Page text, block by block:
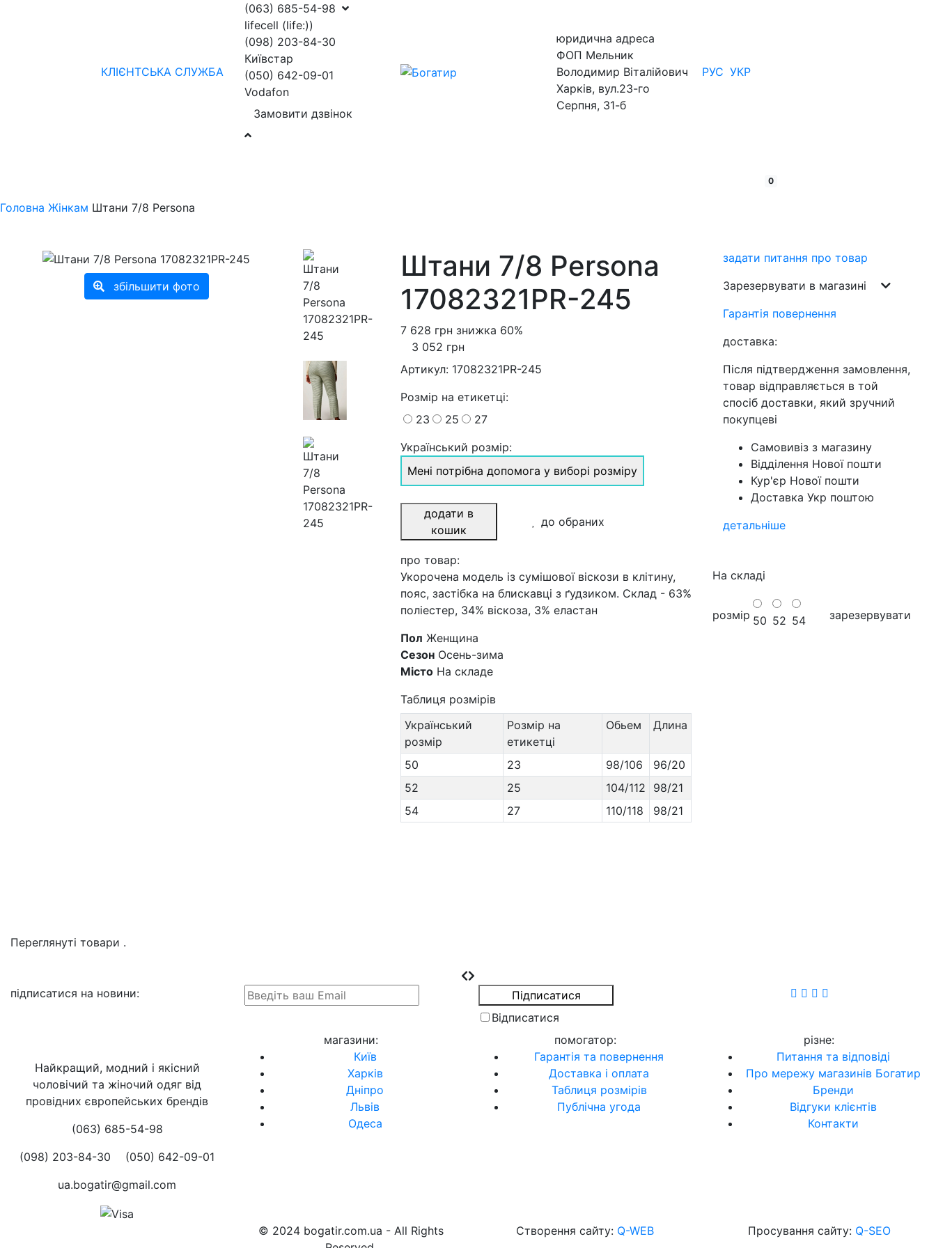
КЛІЄНТСЬКА СЛУЖБА
(063) 685-54-98
lifecell (life:))
(098) 203-84-30
Київстар
(050) 642-09-01
Vodafon
Замовити дзвінок
юридична адреса
ФОП Мельник
Володимир Віталійович
Харків, вул.23-го
Серпня, 31-б
РУС УКР
0
Головна Жінкам Штани 7/8 Persona
збільшити фото
Штани 7/8 Persona
17082321PR-245
7 628 грн знижка 60%
3 052 грн
Артикул: 17082321PR-245
Розмiр на етикетці:
23
25
27
Український розмір:
Мені потрібна допомога у виборі розміру
додати в
кошик
до обраних
про товар:
Укорочена модель із сумішової віскози в клітину,
пояс, застібка на блискавці з ґудзиком. Склад - 63%
поліестер, 34% віскоза, 3% еластан
Пол Женщина
Сезон Осень-зима
Місто На складе
Таблиця розмірів
Український
розмір
Розмір на
етикетці
Обьем Длина
50 23 98/106
96/20
52
25 104/112
98/21
54
27 110/118 98/21
задати питання про товар
Зарезервувати в магазині
Гарантія повернення
доставка:
Після підтвердження замовлення,
товар відправляється в той
спосіб доставки, який зручний
покупцеві
Самовивіз з магазину
Відділення Нової пошти
Кур'єр Нової пошти
Доставка Укр поштою
детальніше
На складі
розмір 50 52 54 зарезервувати
Переглянуті товари .
підписатися на новини:
Відписатися
Найкращий, модний і якісний
чоловічий та жіночий одяг від
провідних європейських брендів
(063) 685-54-98
(098) 203-84-30
(050) 642-09-01
ua.bogatir@gmail.com
магазини:
Київ
Харків
Дніпро
Львів
Одеса
помогатор:
Гарантія та повернення
Доставка і оплата
Таблиця розмірів
Публічна угода
різне:
Питання та відповіді
Про мережу магазинів Богатир
Бренди
Відгуки клієнтів
Контакти
© 2024 bogatir.com.ua - All Rights
Створення сайту: Q-WEB Просування сайту: Q-SEO